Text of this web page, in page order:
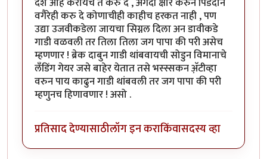
वगैरेही करु दे कोणाचीही काहीच हरकत नाही , पण
उद्या उजवीकडेला जायचा सिग्नल दिला अन डावीकडे
गाडी वळवली तर तिला तिला जग पापा की परी असेच
म्हणणार ! ब्रेक दाबुन गाडी थांबवायची सोडुन विमानाचे
लँडिंग गेयर जसे बाहेर येतात तसे भस्स्सकन अ‍ॅ़टीव्हा
वरुन पाय काढुन गाडी थांबवली तर जग पापा की परी
म्हणुनच हिणावणार ! असो .
प्रतिसाद देण्यासाठीलॉग इन कराकिंवासदस्य व्हा